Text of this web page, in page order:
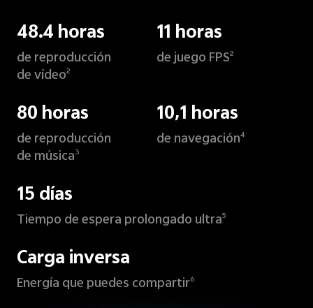
48.4 horas
de reproducción
de vídeo2
11 horas
de juego FPS2
80 horas
de reproducción
de música3
10,1 horas
de navegación4
15 días
Tiempo de espera prolongado ultra5
Carga inversa
Energía que puedes compartir6